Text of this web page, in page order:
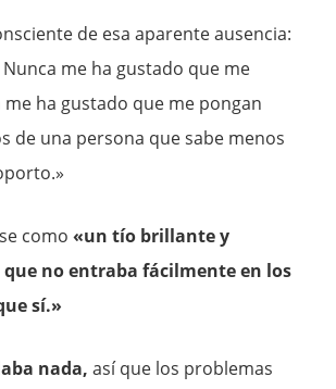
de esa aparente ausencia:
Nunca me ha gustado que me
ha gustado que me pongan
de una persona que sabe menos
como«un tío brillante y
no entraba fácilmente en los
sí.»
nada, así que los problemas